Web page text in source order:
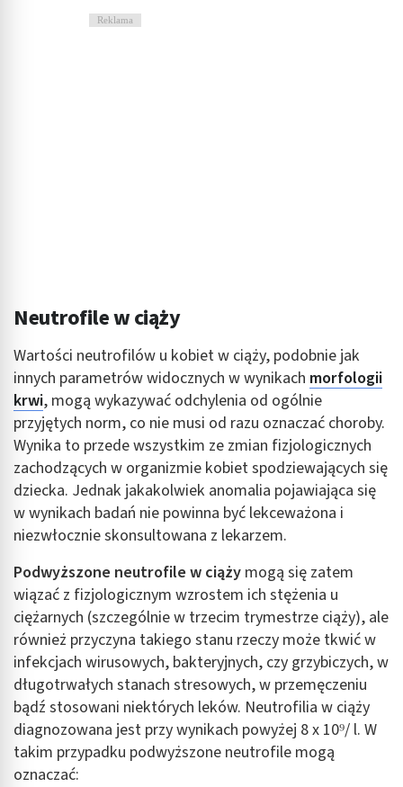
Reklama
Neutrofile w ciąży
Wartości neutrofilów u kobiet w ciąży, podobnie jak
innych parametrów widocznych w wynikach morfologii
krwi, mogą wykazywać odchylenia od ogólnie
przyjętych norm, co nie musi od razu oznaczać choroby.
Wynika to przede wszystkim ze zmian fizjologicznych
zachodzących w organizmie kobiet spodziewających się
dziecka. Jednak jakakolwiek anomalia pojawiająca się
w wynikach badań nie powinna być lekceważona i
niezwłocznie skonsultowana z lekarzem.
Podwyższone neutrofile w ciąży mogą się zatem
wiązać z fizjologicznym wzrostem ich stężenia u
ciężarnych (szczególnie w trzecim trymestrze ciąży), ale
również przyczyna takiego stanu rzeczy może tkwić w
infekcjach wirusowych, bakteryjnych, czy grzybiczych, w
długotrwałych stanach stresowych, w przemęczeniu
bądź stosowani niektórych leków. Neutrofilia w ciąży
diagnozowana jest przy wynikach powyżej 8 x 10⁹/ l. W
takim przypadku podwyższone neutrofile mogą
oznaczać:
Wykorzystywanie profili w celu doboru
Użycie dokładnych danych geolokalizacyjnych
Identyfikowanie urządzeń na podstawie
aktywnie żądanych informacji
Cele przetwarzania inne niż IAB:
Niezbędne
Wydajność (Performance)
Reklama / śledzenie